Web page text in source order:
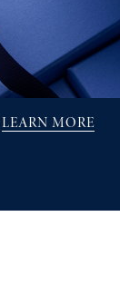
LEARN MORE